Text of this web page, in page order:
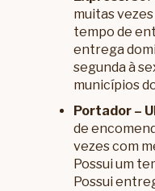
muitas
tempo de
entrega
segunda à
municípios
Portador –
de
vezes com
Possui um
Possui